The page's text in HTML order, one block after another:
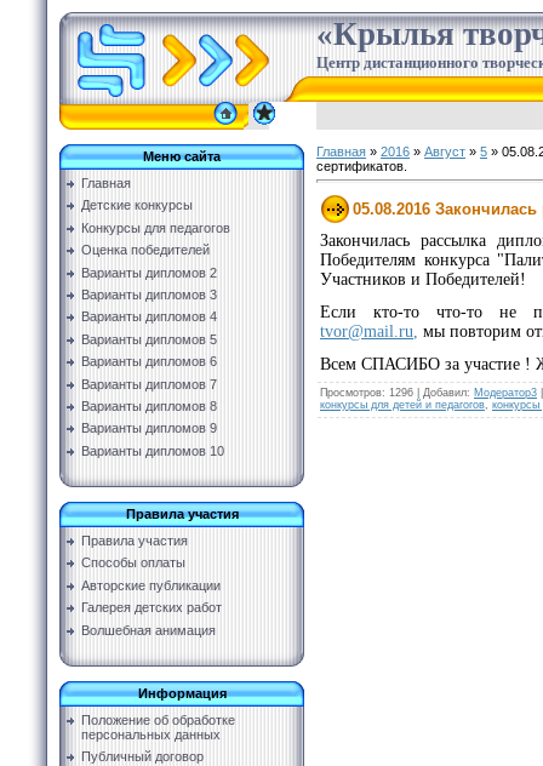
«Крылья
Центр дистанционного
Меню сайта
Главная
Детские конкурсы
Конкурсы для педагогов
Оценка победителей
Варианты дипломов 2
Варианты дипломов 3
Варианты дипломов 4
Варианты дипломов 5
Варианты дипломов 6
Варианты дипломов 7
Варианты дипломов 8
Варианты дипломов 9
Варианты дипломов 10
Правила участия
Правила участия
Способы оплаты
Авторские публикации
Галерея детских работ
Волшебная анимация
Информация
Положение об обработке
персональных данных
Публичный договор
Главная » 2016 » Август » 5 »
сертификатов.
05.08.2016
Закончилась рассылка
Победителям конкурса
Участников и Победителей!
Если кто-то что-то не
tvor@mail.ru мы повторим
Всем СПАСИБО за участие !
Просмотров: 1296 Добавил: Модератор3
конкурсы для детей и педагогов